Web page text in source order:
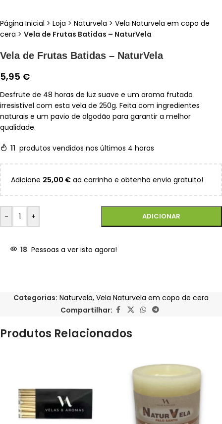
Página Inicial > Loja > Naturvela > Vela Naturvela em copo de
cera > Vela de Frutas Batidas – NaturVela
Vela de Frutas Batidas – NaturVela
5,95 €
Desfrute de 48 horas de luz suave e um aroma frutado
irresistível com esta vela de 250g. Feita com ingredientes
naturais e um pavio de algodão para garantir a melhor
qualidade.
11 produtos vendidos nos últimos 4 horas
Adicione 25,00 € ao carrinho e obtenha envio gratuito!
- + ADICIONAR
18 Pessoas a ver isto agora!
Categorias: Naturvela, Vela Naturvela em copo de cera
Compartilhar:
Produtos Relacionados